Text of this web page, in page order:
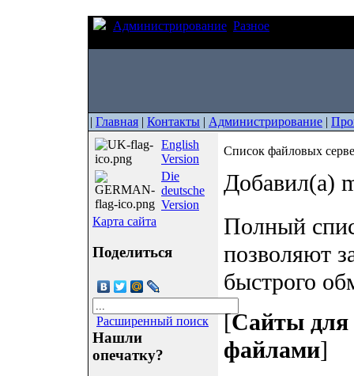
Администрирование Разное
| Главная | Контакты | Администрирование |
English
Version
Die
deutsche
Version
Карта сайта
Поделиться
Расширенный поиск
Нашли
опечатку?
Список файловых
Добавил(а)
Полный
позволяют
быстрого
[Сайты для
файлами]